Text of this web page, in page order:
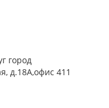
город
д.18А,офис 411